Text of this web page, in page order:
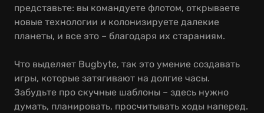
представьте: вы командуете флотом, открываете
новые технологии и колонизируете далекие
планеты, и все это – благодаря их стараниям.
Что выделяет Bugbyte, так это умение создавать
игры, которые затягивают на долгие часы.
Забудьте про скучные шаблоны – здесь нужно
думать, планировать, просчитывать ходы наперед.